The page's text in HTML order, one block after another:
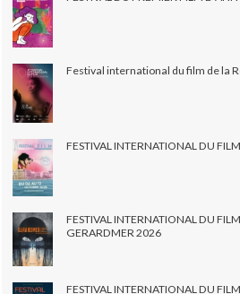
Festival international du film de la
FESTIVAL INTERNATIONAL DU
FESTIVAL INTERNATIONAL DU
GERARDMER 2026
FESTIVAL INTERNATIONAL DU